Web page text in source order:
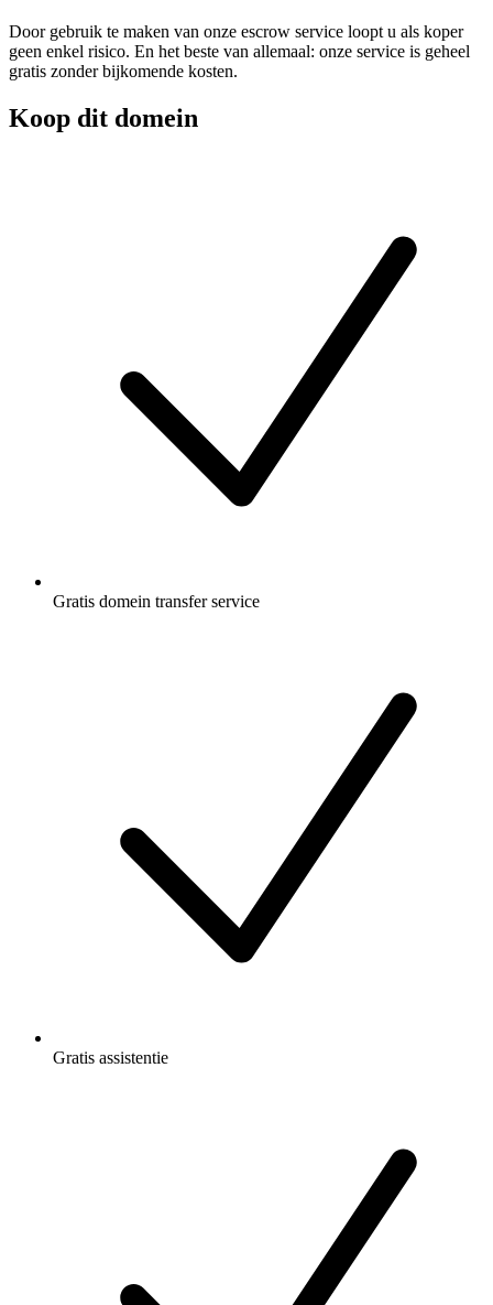
Door gebruik te maken van onze escrow service loopt u als koper
geen enkel risico. En het beste van allemaal: onze service is geheel
gratis zonder bijkomende kosten.
Koop dit domein
Gratis domein transfer service
Gratis assistentie